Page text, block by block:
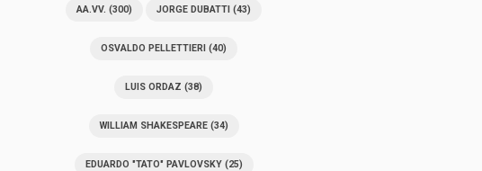
AA.VV. (300) JORGE DUBATTI (43)
OSVALDO PELLETTIERI (40)
LUIS ORDAZ (38)
WILLIAM SHAKESPEARE(34)
EDUARDO "TATO" PAVLOVSKY(25)